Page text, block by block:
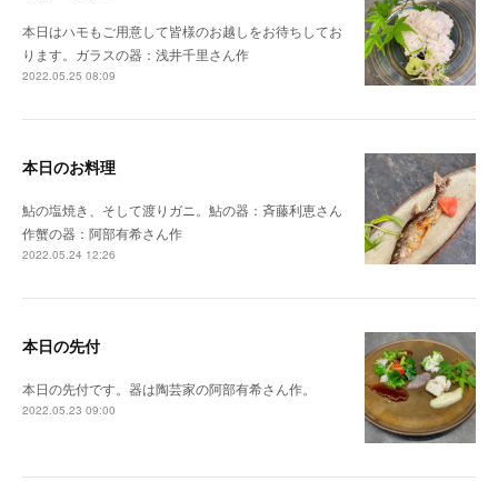
本日はハモもご用意して皆様のお越しをお待ちしてお
ります。ガラスの器：浅井千里さん作
2022.05.25 08:09
本日のお料理
鮎の塩焼き、そして渡りガニ。鮎の器：斉藤利恵さん
作蟹の器：阿部有希さん作
2022.05.24 12:26
本日の先付
本日の先付です。器は陶芸家の阿部有希さん作。
2022.05.23 09:00